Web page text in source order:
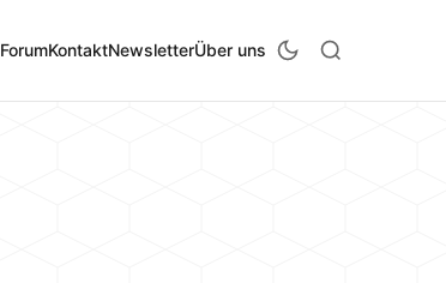
ForumKontaktNewsletterÜber uns